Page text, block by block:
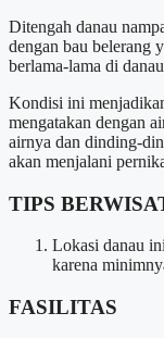
Ditengah danau
dengan bau belerang
berlama-lama di
Kondisi ini
mengatakan dengan
airnya dan dinding-
akan menjalani
TIPS
Lokasi danau
karena
FASILITAS